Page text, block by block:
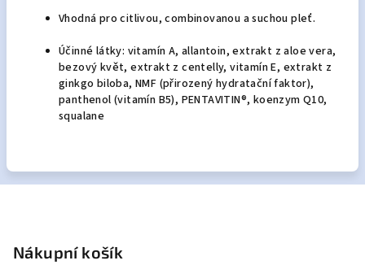
Vhodná pro citlivou, combinovanou a suchou pleť.
Účinné látky: vitamín A, allantoin, extrakt z aloe vera,
bezový květ, extrakt z centelly, vitamín E, extrakt z
ginkgo biloba, NMF (přirozený hydratační faktor),
panthenol (vitamín B5), PENTAVITIN®, koenzym Q10,
squalane
Nákupní košík